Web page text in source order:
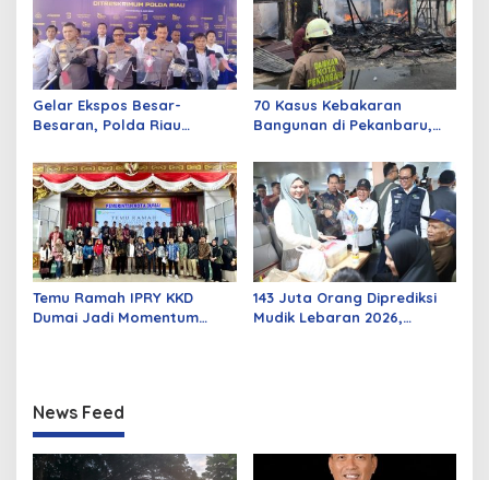
Gelar Ekspos Besar-
Besaran, Polda Riau
Curat, Curas, dan
Curanmor
70 Kasus Kebakaran
Bangunan di Pekanbaru,
Listrik
Temu Ramah IPRY KKD
Dumai Jadi Momentum
143 Juta Orang Diprediksi
Mudik Lebaran 2026,
News Feed